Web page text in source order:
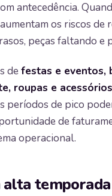
antecedência.
os riscos de
peças faltando e
defestas e eventos,
roupas e
períodos de pico
de
operacional.
alta